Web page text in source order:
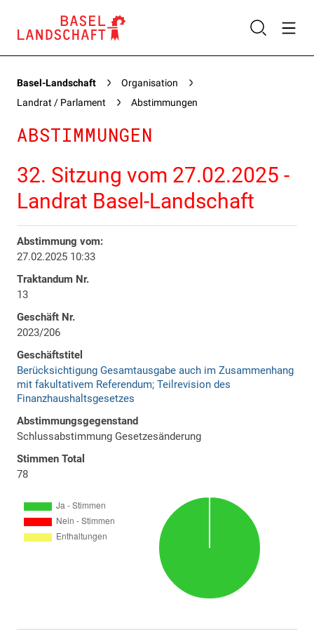
Basel-Landschaft
Organisation
Landrat / Parlament
Abstimmungen
ABSTIMMUNGEN